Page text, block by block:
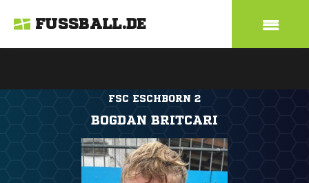
FUSSBALL.DE
FSC ESCHBORN 2
BOGDAN BRITCARI